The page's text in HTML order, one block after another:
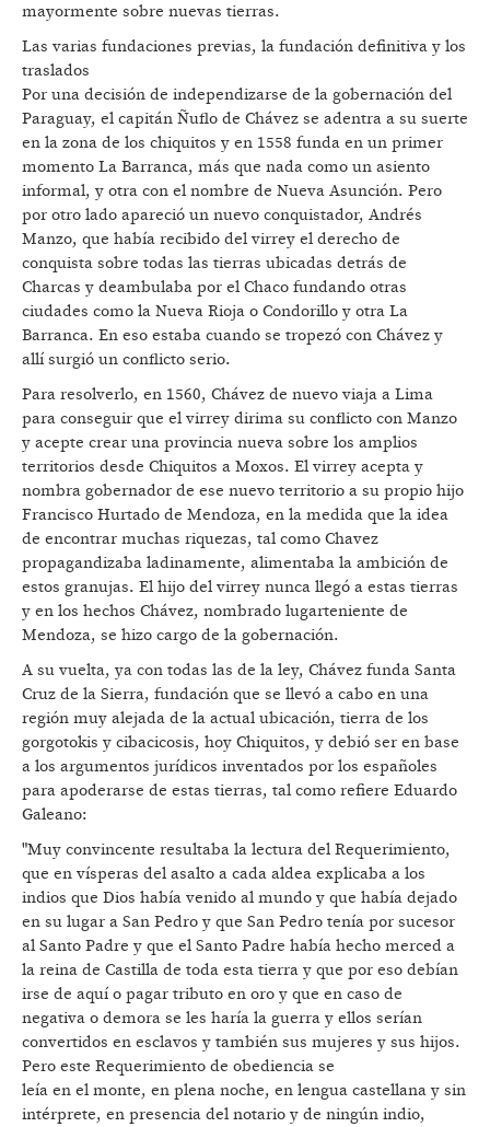
mayormente sobre nuevas tierras.
Las varias fundaciones previas, la fundación definitiva y los
traslados
Por una decisión de independizarse de la gobernación del
Paraguay, el capitán Ñuflo de Chávez se adentra a su suerte
en la zona de los chiquitos y en 1558 funda en un primer
momento La Barranca, más que nada como un asiento
informal, y otra con el nombre de Nueva Asunción. Pero
por otro lado apareció un nuevo conquistador, Andrés
Manzo, que había recibido del virrey el derecho de
conquista sobre todas las tierras ubicadas detrás de
Charcas y deambulaba por el Chaco fundando otras
ciudades como la Nueva Rioja o Condorillo y otra La
Barranca. En eso estaba cuando se tropezó con Chávez y
allí surgió un conflicto serio.
Para resolverlo, en 1560, Chávez de nuevo viaja a Lima
para conseguir que el virrey dirima su conflicto con Manzo
y acepte crear una provincia nueva sobre los amplios
territorios desde Chiquitos a Moxos. El virrey acepta y
nombra gobernador de ese nuevo territorio a su propio hijo
Francisco Hurtado de Mendoza, en la medida que la idea
de encontrar muchas riquezas, tal como Chavez
propagandizaba ladinamente, alimentaba la ambición de
estos granujas. El hijo del virrey nunca llegó a estas tierras
y en los hechos Chávez, nombrado lugarteniente de
Mendoza, se hizo cargo de la gobernación.
A su vuelta, ya con todas las de la ley, Chávez funda Santa
Cruz de la Sierra, fundación que se llevó a cabo en una
región muy alejada de la actual ubicación, tierra de los
gorgotokis y cibacicosis, hoy Chiquitos, y debió ser en base
a los argumentos jurídicos inventados por los españoles
para apoderarse de estas tierras, tal como refiere Eduardo
Galeano:
"Muy convincente resultaba la lectura del Requerimiento,
que en vísperas del asalto a cada aldea explicaba a los
indios que Dios había venido al mundo y que había dejado
en su lugar a San Pedro y que San Pedro tenía por sucesor
al Santo Padre y que el Santo Padre había hecho merced a
la reina de Castilla de toda esta tierra y que por eso debían
irse de aquí o pagar tributo en oro y que en caso de
negativa o demora se les haría la guerra y ellos serían
convertidos en esclavos y también sus mujeres y sus hijos.
Pero este Requerimiento de obediencia se
leía en el monte, en plena noche, en lengua castellana y sin
intérprete, en presencia del notario y de ningún indio,